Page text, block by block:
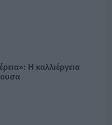
Η καλλιέργεια